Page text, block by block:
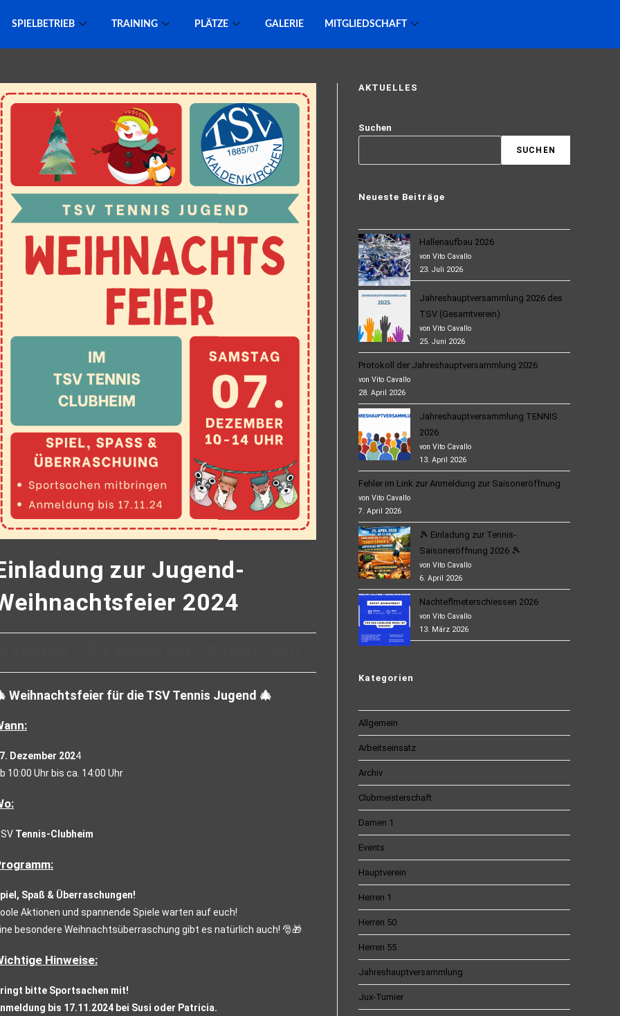
SPIELBETRIEB TRAINING PLÄTZE GALERIE MITGLIEDSCHAFT
zur Jugend-
2024
Weihnachtsfeier für die TSV Tennis Jugend 🎄
Dezember 2024
10:00 Uhr bis ca. 14:00 Uhr
Tennis-Clubheim
Spaß & Überraschungen!
Aktionen und spannende Spiele warten auf euch!
besondere Weihnachtsüberraschung gibt es natürlich auch! 🎅🎁
Hinweise:
bitte Sportsachen mit!
bis 17.11.2024 bei Susi oder Patricia.
AKTUELLES
Suchen
SUCHEN
Neueste Beiträge
Hallenaufbau 2026
von Vito Cavallo
23. Juli 2026
Jahreshauptversammlung 2026 des
TSV (Gesamtverein)
von Vito Cavallo
25. Juni 2026
Protokoll der Jahreshauptversammlung 2026
von Vito Cavallo
28. April 2026
Jahreshauptversammlung TENNIS
2026
von Vito Cavallo
13. April 2026
Fehler im Link zur Anmeldung zur Saisoneröffnung
von Vito Cavallo
7. April 2026
🎾 Einladung zur Tennis-
Saisoneröffnung 2026 🎾
von Vito Cavallo
6. April 2026
Nachteflmeterschiessen 2026
von Vito Cavallo
13. März 2026
Kategorien
Allgemein
Arbeitseinsatz
Archiv
Clubmeisterschaft
Damen 1
Events
Hauptverein
Herren 1
Herren 50
Herren 55
Jahreshauptversammlung
Jux-Turnier